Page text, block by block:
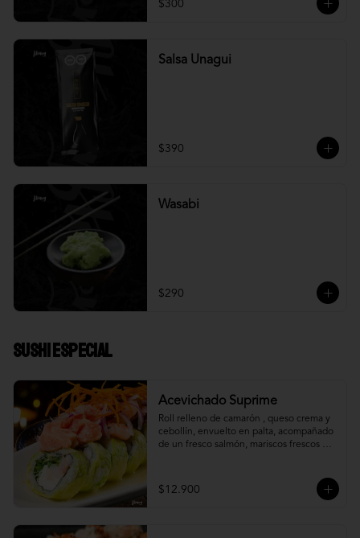
$300
Salsa Unagui
$390
Wasabi
$290
Sushi Especial
Acevichado Suprime
Roll relleno de camarón , queso crema y
cebollín, envuelto en palta, acompañado
de un fresco salmón, mariscos frescos en
$12.900